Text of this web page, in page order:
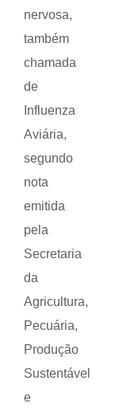
nervosa,
também
chamada
de
Influenza
Aviária,
segundo
nota
emitida
pela
Secretaria
da
Agricultura,
Pecuária,
Produção
Sustentável
e